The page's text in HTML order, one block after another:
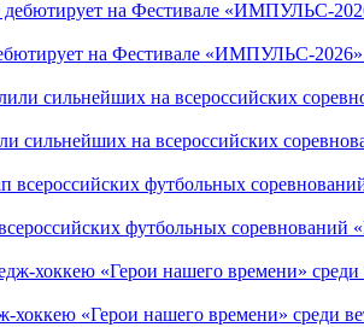
на Фестивале «ИМПУЛЬС-
сильнейших на всероссийских
футбольных соревнований
«Герои нашего времени» среди